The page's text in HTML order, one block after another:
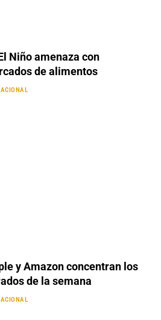
Niño amenaza con
de alimentos
y Amazon concentran los
de la semana